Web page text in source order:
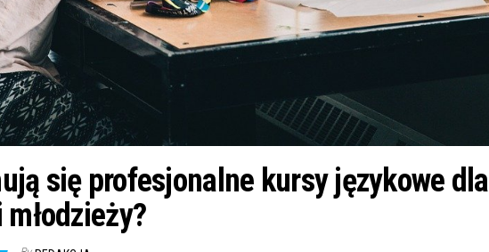
się profesjonalne kursy językowe dla